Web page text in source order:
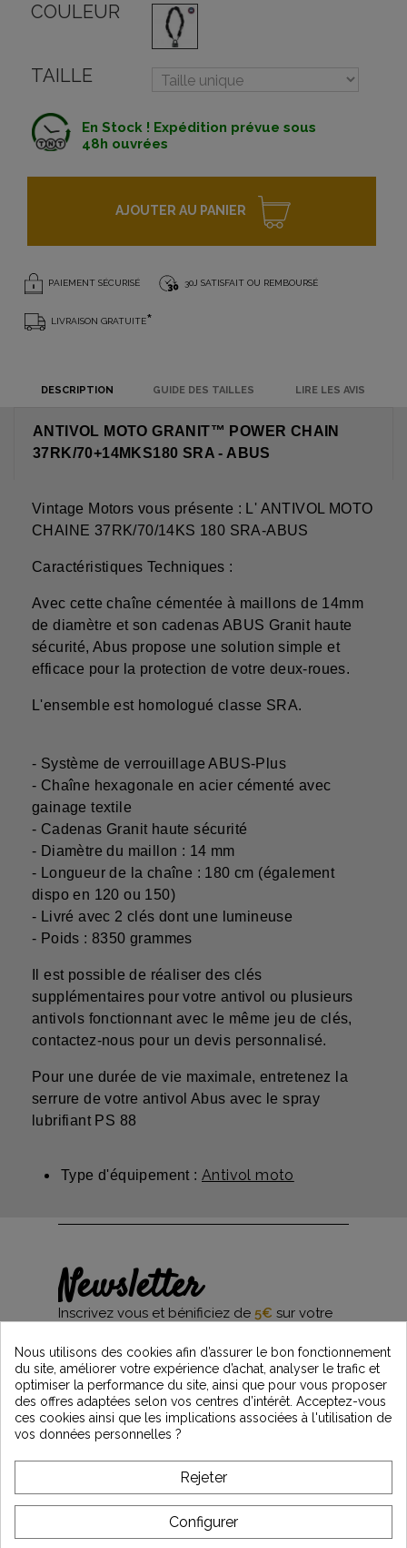
COULEUR
TAILLE
En Stock ! Expédition prévue sous
48h ouvrées
AJOUTER AU PANIER
PAIEMENT SÉCURISÉ 30J SATISFAIT OU REMBOURSÉ
LIVRAISON GRATUITE*
DESCRIPTION GUIDE DES TAILLES LIRE LES AVIS
ANTIVOL MOTO GRANIT™ POWER CHAIN
37RK/70+14MKS180 SRA - ABUS
Vintage Motors vous présente : L' ANTIVOL MOTO
CHAINE 37RK/70/14KS 180 SRA-ABUS
Caractéristiques Techniques :
Avec cette chaîne cémentée à maillons de 14mm
de diamètre et son cadenas ABUS Granit haute
sécurité, Abus propose une solution simple et
efficace pour la protection de votre deux-roues.
L'ensemble est homologué classe SRA.
- Système de verrouillage ABUS-Plus
- Chaîne hexagonale en acier cémenté avec
gainage textile
- Cadenas Granit haute sécurité
- Diamètre du maillon : 14 mm
- Longueur de la chaîne : 180 cm (également
dispo en 120 ou 150)
- Livré avec 2 clés dont une lumineuse
- Poids : 8350 grammes
Il est possible de réaliser des clés
supplémentaires pour votre antivol ou plusieurs
antivols fonctionnant avec le même jeu de clés,
contactez-nous pour un devis personnalisé.
Pour une durée de vie maximale, entretenez la
serrure de votre antivol Abus avec le spray
lubrifiant PS 88
Type d'équipement : Antivol moto
Newsletter
Inscrivez vous et bénificiez de 5€ sur votre
et restez informés des dernières nouveautés
Vintage Motors
*Dès 99€ d'achat. En vous abonnant à notre newsletter, vous reconnaissez avoir pris
l'acceptez.
A PROPOS DE VINTAGE
Nous utilisons des cookies afin d’assurer le bon fonctionnement
du site, améliorer votre expérience d’achat, analyser le trafic et
optimiser la performance du site, ainsi que pour vous proposer
des offres adaptées selon vos centres d’intérêt. Acceptez-vous
ces cookies ainsi que les implications associées à l'utilisation de
vos données personnelles ?
Rejeter
Configurer